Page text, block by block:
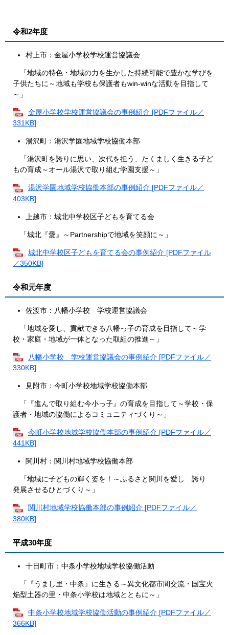
令和2年度
村上市：金屋小学校学校運営協議会
「地域の特色・地域の力を生かした持続可能で豊かな学びを
子供たちに～地域も学校も保護者もwin-winな活動を目指して
～」
金屋小学校学校運営協議会の事例紹介 [PDFファイル／
331KB]
湯沢町：湯沢学園地域学校協働本部
「湯沢町を誇りに思い、次代を担う、たくましく生きる子ど
もの育成～オール湯沢で取り組む学園支援～」
湯沢学園地域学校協働本部の事例紹介 [PDFファイル／
403KB]
上越市：城北中学校区子どもを育てる会
「城北『愛』～Partnershipで地域を笑顔に～」
城北中学校区子どもを育てる会の事例紹介 [PDFファイル
／350KB]
令和元年度
佐渡市：八幡小学校 学校運営協議会
「地域を愛し、貢献できる八幡っ子の育成を目指して～学
校・家庭・地域が一体となった取組の推進～」
八幡小学校 学校運営協議会の事例紹介 [PDFファイル／
330KB]
見附市：今町小学校地域学校協働本部
「『進んで取り組む今小っ子』の育成を目指して～学校・保
護者・地域の協働によるコミュニティづくり～」
今町小学校地域学校協働本部の事例紹介 [PDFファイル／
441KB]
関川村：関川村地域学校協働本部
「地域に子どもの輝く姿を！～ふるさと関川を愛し 誇り
発展させるひとづくり～」
関川村地域学校協働本部の事例紹介 [PDFファイル／
380KB]
平成30年度
十日町市：中条小学校地域学校協働活動
「『うまし里・中条』に生きる～異文化都市間交流・国宝火
焔型土器の里・中条小学校は地域とともに～」
中条小学校地域学校協働活動の事例紹介 [PDFファイル／
366KB]